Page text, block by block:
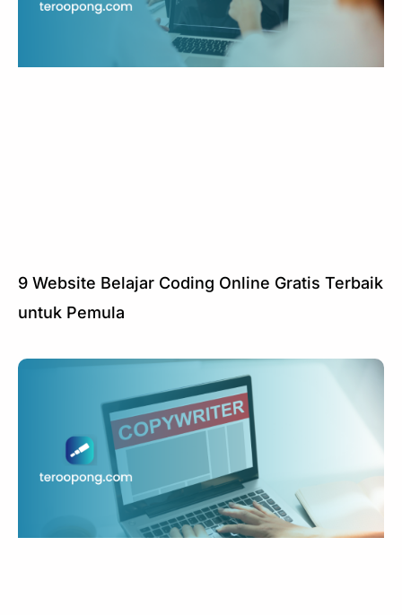
9 Website Belajar Coding Online Gratis Terbaik
untuk Pemula